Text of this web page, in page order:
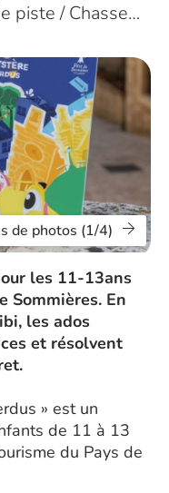
piste / Chasse…
de photos (1/4)
les 11-13ans
Sommières. En
les ados
et résolvent
» est un
de 11 à 13
du Pays de